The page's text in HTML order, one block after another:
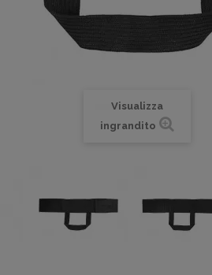
Visualizza
ingrandito